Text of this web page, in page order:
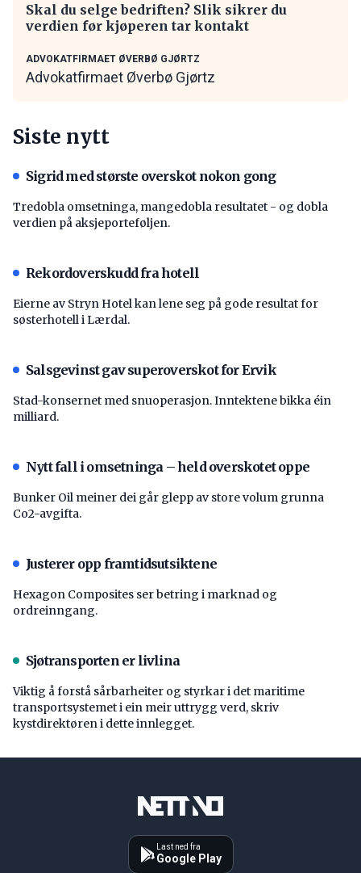
Skal du selge bedriften? Slik sikrer du
verdien før kjøperen tar kontakt
ADVOKATFIRMAET ØVERBØ GJØRTZ
Advokatfirmaet Øverbø Gjørtz
Siste nytt
Sigrid med største overskot nokon gong
Tredobla omsetninga, mangedobla resultatet - og dobla
verdien på aksjeporteføljen.
Rekordoverskudd fra hotell
Eierne av Stryn Hotel kan lene seg på gode resultat for
søsterhotell i Lærdal.
Salsgevinst gav superoverskot for Ervik
Stad-konsernet med snuoperasjon. Inntektene bikka éin
milliard.
Nytt fall i omsetninga – held overskotet oppe
Bunker Oil meiner dei går glepp av store volum grunna
Co2-avgifta.
Justerer opp framtidsutsiktene
Hexagon Composites ser betring i marknad og
ordreinngang.
Sjøtransporten er livlina
Viktig å forstå ­sårbarheiter og styrkar i det maritime
transport­systemet i ein meir uttrygg verd, skriv
kystdirektøren i dette innlegget.
Last ned fra
Google Play